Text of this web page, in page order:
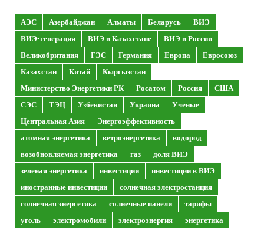
АЭС Азербайджан Алматы Беларусь
ВИЭ
ВИЭ-генерация
ВИЭ в Казахстане
ВИЭ в России
Великобритания
ГЭС Германия Европа
Евросоюз
Казахстан
Китай
Кыргызстан
Министерство Энергетики РК
Росатом Россия
США
СЭС
ТЭЦ Узбекистан Украина
Ученые
Центральная Азия
Энергоэффективность
атомная энергетика
ветроэнергетика
водород
возобновляемая энергетика
газ
доля ВИЭ
зеленая энергетика
инвестиции
инвестиции в ВИЭ
иностранные инвестиции
солнечная электростанция
солнечная энергетика
солнечные панели
тарифы
уголь
электромобили электроэнергия энергетика